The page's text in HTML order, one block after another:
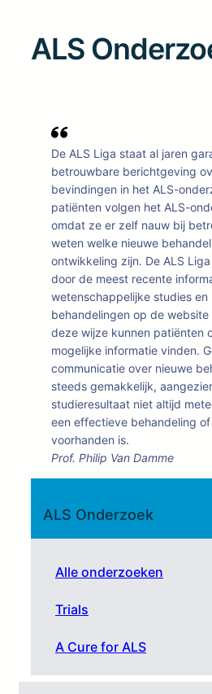
ALS
De ALS Liga staat al jaren
betrouwbare berichtgeving
bevindingen in het ALS-
patiënten volgen het ALS-
omdat ze er zelf nauw bij
weten welke nieuwe
ontwikkeling zijn. De ALS
door de meest recente
wetenschappelijke studies en
behandelingen op de
deze wijze kunnen patiënten
mogelijke informatie vinden.
communicatie over nieuwe
steeds gemakkelijk,
studieresultaat niet altijd
een effectieve behandeling
voorhanden is.
Prof. Philip Van Damme
ALS Onderzoek
Alle onderzoeken
Trials
A Cure for ALS